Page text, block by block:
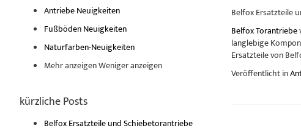
Belfox Ersatzteile
Belfox Torantriebe
langlebige
Ersatzteile von
Veröffentlicht in
Antriebe Neuigkeiten
Fußböden Neuigkeiten
Naturfarben-Neuigkeiten
Mehr anzeigenWeniger anzeigen
kürzliche Posts
Belfox Ersatzteile und Schiebetorantriebe